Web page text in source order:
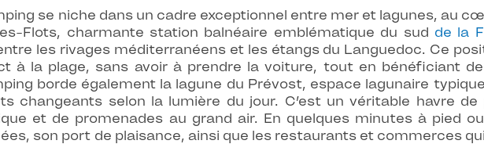
se niche dans un cadre exceptionnel entre mer et lagunes, au
Flots, charmante station balnéaire emblématique du sud de la
les rivages méditerranéens et les étangs du Languedoc. Ce
à la plage, sans avoir à prendre la voiture, tout en bénéficiant
borde également la lagune du Prévost, espace lagunaire
changeants selon la lumière du jour. C’est un véritable havre
et de promenades au grand air. En quelques minutes à pied
son port de plaisance, ainsi que les restaurants et commerces